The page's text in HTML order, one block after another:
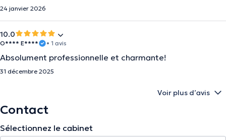
24 janvier 2026
10.0
O**** E**** • 1 avis
Absolument professionnelle et charmante!
31 décembre 2025
Voir plus d’avis
Contact
Sélectionnez le cabinet